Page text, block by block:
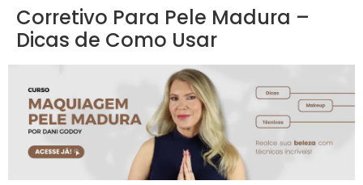
Corretivo Para Pele Madura –
Dicas de Como Usar